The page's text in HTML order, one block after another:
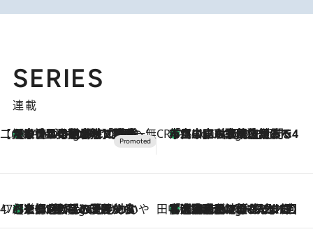
SERIES
連載
【CREA×星野リゾート】唯一無二。癒しと発見が待つ場所へ
1 Hour Ago
【トンボの足水浴】ヒノキの香りに包まれて涼感マックス！約13℃の湧水かけ流しを避暑地「星野温泉 トンボの湯」で体験 CREA'S CHOICE
3 Hours Ago
「立川にも歌舞伎があるんだよ」 片岡仁左衛門・市川中車ら豪華座組みで4年目の立川立飛歌舞伎へ
47都道府県の手みやげ ひんやりスイーツで夏を満喫
3 Hours Ago
【京都府】この夏絶対食べたい 冷やしておいしいおやつ3選 ひと口目から心を掴む新緑のテリーヌ 田中稲の勝手に再ブーム
8 Hours Ago
「湘南乃風に憧れて」観客大盛上がりの“タオル回し”に、ラッパー顔負けの高速歌唱まで…さだまさし（74）のアグレッシブすぎる現在地